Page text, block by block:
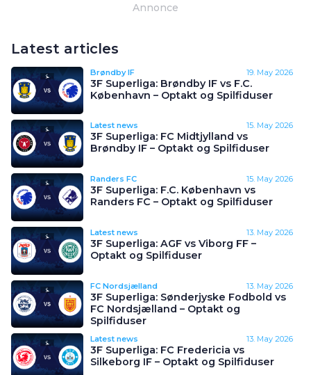
Annonce
Latest articles
Brøndby IF 19. May 2026
3F Superliga: Brøndby IF vs F.C.
København – Optakt og Spilfiduser
Latest news 15. May 2026
3F Superliga: FC Midtjylland vs
Brøndby IF – Optakt og Spilfiduser
Randers FC 15. May 2026
3F Superliga: F.C. København vs
Randers FC – Optakt og Spilfiduser
Latest news 13. May 2026
3F Superliga: AGF vs Viborg FF –
Optakt og Spilfiduser
FC Nordsjælland 13. May 2026
3F Superliga: Sønderjyske Fodbold vs
FC Nordsjælland – Optakt og
Spilfiduser
Latest news 13. May 2026
3F Superliga: FC Fredericia vs
Silkeborg IF – Optakt og Spilfiduser